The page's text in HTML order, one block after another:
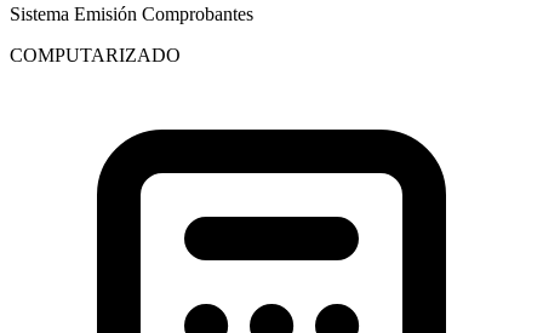
Sistema Emisión Comprobantes
COMPUTARIZADO